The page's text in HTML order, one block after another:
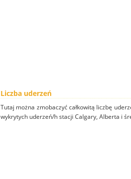
Liczba uderzeń
Tutaj można zmobaczyć całkowitą liczbę
wykrytych uderzeń/h stacji Calgary, Alberta i